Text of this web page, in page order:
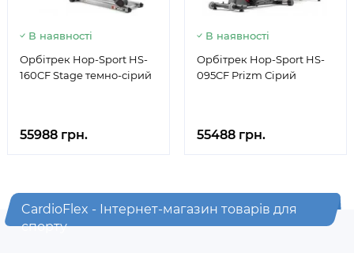
В наявності
Орбітрек Hop-Sport HS-
160CF Stage темно-сірий
55988 грн.
В наявності
Орбітрек Hop-Sport HS-
095CF Prizm Сірий
55488 грн.
CardioFlex - Інтернет-магазин товарів для
спорту